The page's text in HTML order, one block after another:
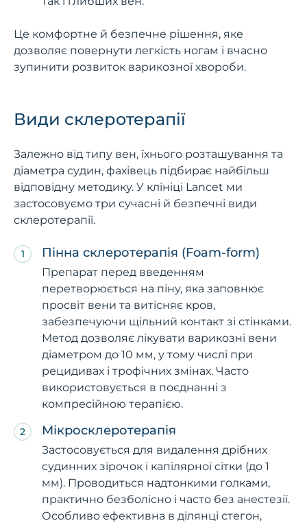
Це комфортне й безпечне рішення, яке
дозволяє повернути легкість ногам і вчасно
зупинити розвиток варикозної хвороби.
Види склеротерапії
Залежно від типу вен, їхнього розташування та
діаметра судин, фахівець підбирає найбільш
відповідну методику. У клініці Lancet ми
застосовуємо три сучасні й безпечні види
склеротерапії.
Пінна склеротерапія (Foam-form)
Препарат перед введенням
перетворюється на піну, яка заповнює
просвіт вени та витісняє кров,
забезпечуючи щільний контакт зі стінками.
Метод дозволяє лікувати варикозні вени
діаметром до 10 мм, у тому числі при
рецидивах і трофічних змінах. Часто
використовується в поєднанні з
компресійною терапією.
Мікросклеротерапія
Застосовується для видалення дрібних
судинних зірочок і капілярної сітки (до 1
мм). Проводиться надтонкими голками,
практично безболісно і часто без анестезії.
Особливо ефективна в ділянці стегон,